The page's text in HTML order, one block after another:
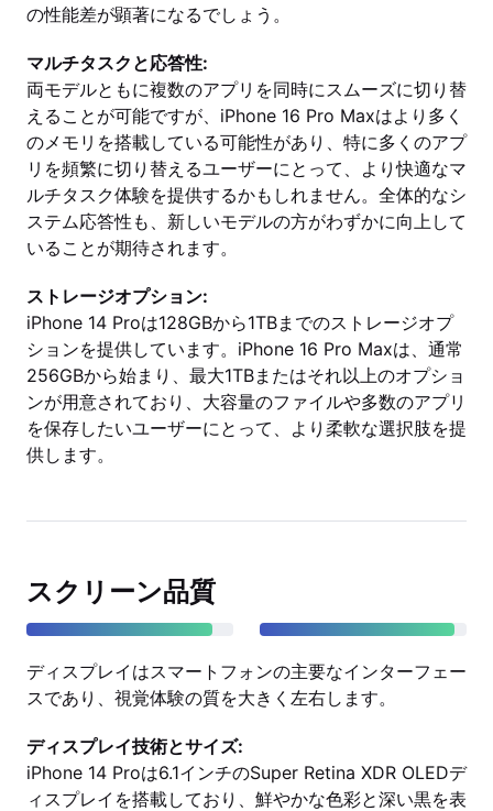
の性能差が顕著になるでしょう。
マルチタスクと応答性:
両モデルともに複数のアプリを同時にスムーズに切り替
えることが可能ですが、iPhone 16 Pro Maxはより多く
のメモリを搭載している可能性があり、特に多くのアプ
リを頻繁に切り替えるユーザーにとって、より快適なマ
ルチタスク体験を提供するかもしれません。全体的なシ
ステム応答性も、新しいモデルの方がわずかに向上して
いることが期待されます。
ストレージオプション:
iPhone 14 Proは128GBから1TBまでのストレージオプ
ションを提供しています。iPhone 16 Pro Maxは、通常
256GBから始まり、最大1TBまたはそれ以上のオプショ
ンが用意されており、大容量のファイルや多数のアプリ
を保存したいユーザーにとって、より柔軟な選択肢を提
供します。
スクリーン品質
ディスプレイはスマートフォンの主要なインターフェー
スであり、視覚体験の質を大きく左右します。
ディスプレイ技術とサイズ:
iPhone 14 Proは6.1インチのSuper Retina XDR OLEDデ
ィスプレイを搭載しており、鮮やかな色彩と深い黒を表